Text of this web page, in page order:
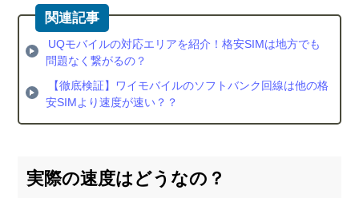
2.4.
まと
め！
UQモ
ルと
ワイ
モバ
度は1
UQモバイルの対応エリアを紹介！格安SIMは地方でも
問題なく繋がるの？
【徹底検証】ワイモバイルのソフトバンク回線は他の格
安SIMより速度が速い？？
実際の速度はどうなの？